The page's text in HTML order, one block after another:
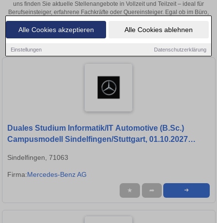
Alle Cookies akzeptieren Alle Cookies ablehnen
Einstellungen Datenschutzerklärung
uns finden Sie aktuelle Stellenangebote in Vollzeit und Teilzeit – ideal für
Berufseinsteiger, erfahrene Fachkräfte oder Quereinsteiger. Egal ob im Büro,
vor Ort oder remote: Entdecken Sie jetzt neue Chancen in Ihrer Region und
bewerben Sie sich direkt auf passende Wirtschaftsinformatik-Stellen in
Leinfelden-Echterdingen!
Duales Studium Informatik/IT Automotive (B.Sc.)
Campusmodell Sindelfingen/Stuttgart, 01.10.2027
Sindelfingen, 71063
Firma:Mercedes-Benz AG
★ ➦ ➜